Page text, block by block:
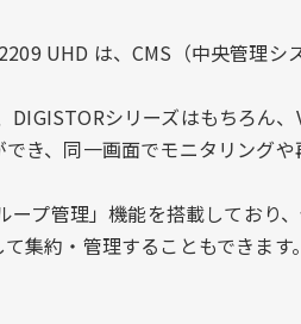
UHD は、CMS（中央管理シ
DIGISTORシリーズはもちろん
き、同一画面でモニタリング
ープ管理」機能を搭載しており
集約・管理することもできます。